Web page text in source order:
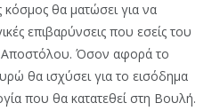
θα ματώσει για να
επιβαρύνσεις που εσείς του
Αποστόλου. Όσον αφορά το
θα ισχύσει για το εισόδημα
που θα κατατεθεί στη Βουλή.